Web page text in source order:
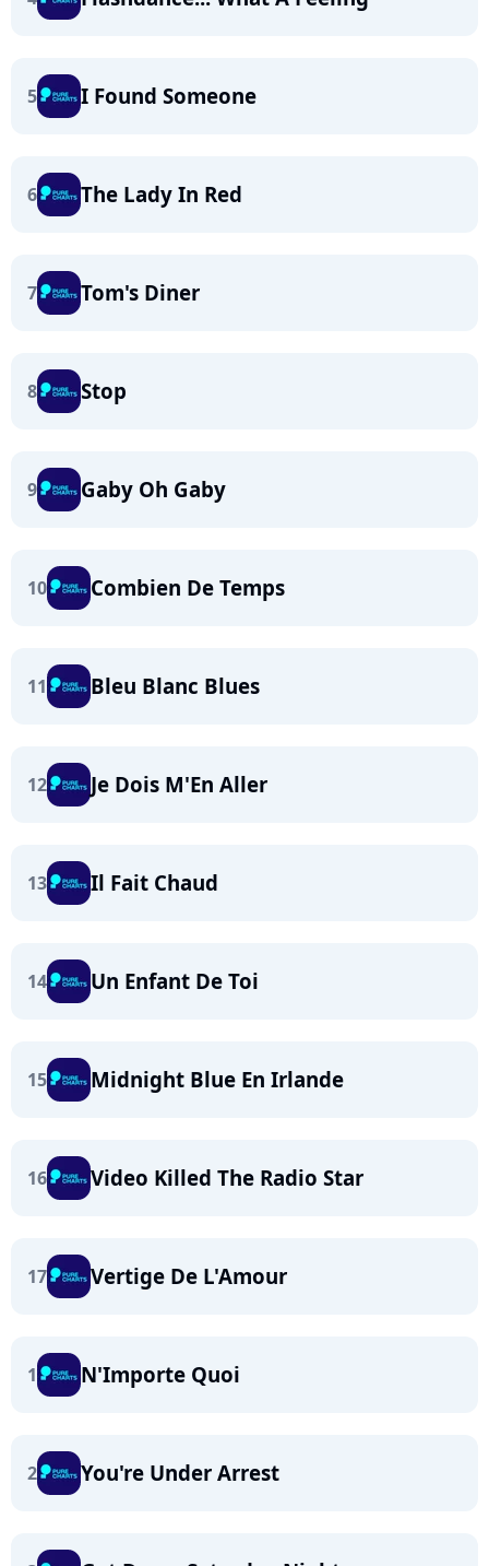
5 I Found Someone
6 The Lady In Red
7 Tom's Diner
8 Stop
9 Gaby Oh Gaby
10 Combien De Temps
11 Bleu Blanc Blues
12 Je Dois M'En Aller
13 Il Fait Chaud
14 Un Enfant De Toi
15 Midnight Blue En Irlande
16 Video Killed The Radio Star
17 Vertige De L'Amour
1 N'Importe Quoi
2 You're Under Arrest